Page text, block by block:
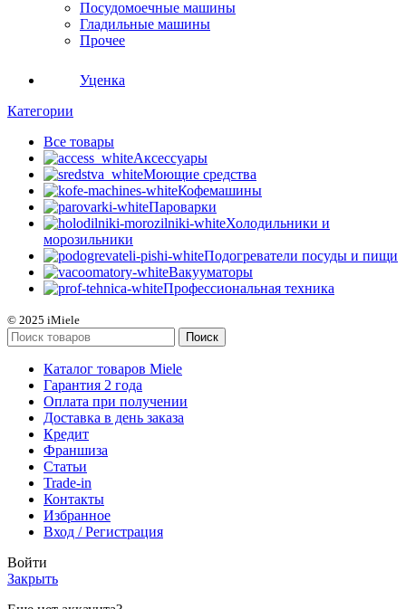
Посудомоечные машины
Гладильные машины
Прочее
Уценка
Категории
Все товары
Аксессуары
Моющие средства
Кофемашины
Пароварки
Холодильники и
морозильники
Подогреватели посуды и пищи
Вакууматоры
Профессиональная техника
© 2025 iMiele
Поиск
Каталог товаров Miele
Гарантия 2 года
Оплата при получении
Доставка в день заказа
Кредит
Франшиза
Статьи
Trade-in
Контакты
Избранное
Вход / Регистрация
Войти
Закрыть